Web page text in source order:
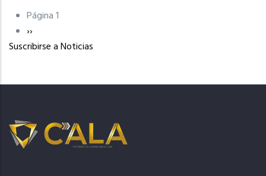
Paginación
Página 1
Siguiente
página
››
Suscribirse a Noticias